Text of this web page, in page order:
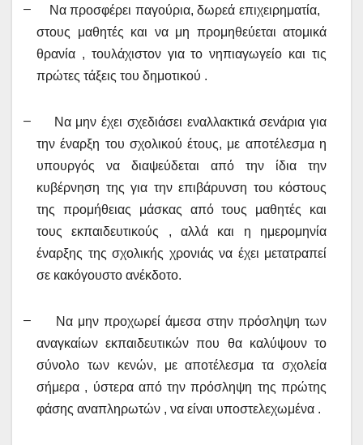
–
Να προσφέρει παγούρια, δωρεά επιχειρηματία,
στους μαθητές και να μη προμηθεύεται ατομικά
θρανία , τουλάχιστον για το νηπιαγωγείο και τις
πρώτες τάξεις του δημοτικού .
–
Να μην έχει σχεδιάσει εναλλακτικά σενάρια για
την έναρξη του σχολικού έτους, με αποτέλεσμα η
υπουργός να διαψεύδεται από την ίδια την
κυβέρνηση της για την επιβάρυνση του κόστους
της προμήθειας μάσκας από τους μαθητές και
τους εκπαιδευτικούς , αλλά και η ημερομηνία
έναρξης της σχολικής χρονιάς να έχει μετατραπεί
σε κακόγουστο ανέκδοτο.
–
Να μην προχωρεί άμεσα στην πρόσληψη των
αναγκαίων εκπαιδευτικών που θα καλύψουν το
σύνολο των κενών, με αποτέλεσμα τα σχολεία
σήμερα , ύστερα από την πρόσληψη της πρώτης
φάσης αναπληρωτών , να είναι υποστελεχωμένα .